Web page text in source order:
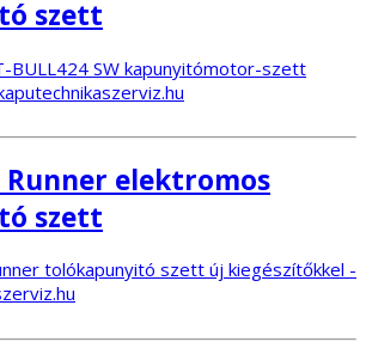
szett
Runner elektromos
szett